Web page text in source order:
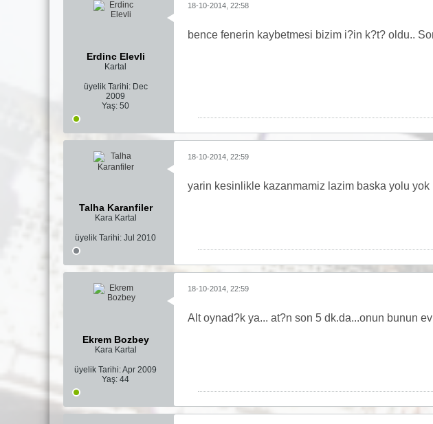
Erdinc Elevli
Kartal
üyelik Tarihi: Dec
2009
Yaş: 50
18-10-2014, 22:58
bence fenerin kaybetmesi bizim i?in k?t? oldu..
Talha Karanfiler
Kara Kartal
üyelik Tarihi: Jul 2010
18-10-2014, 22:59
yarin kesinlikle kazanmamiz lazim baska yolu yok
Ekrem Bozbey
Kara Kartal
üyelik Tarihi:Apr 2009
Yaş: 44
18-10-2014, 22:59
Alt oynad?k ya... at?n son 5 dk.da...onun bunun